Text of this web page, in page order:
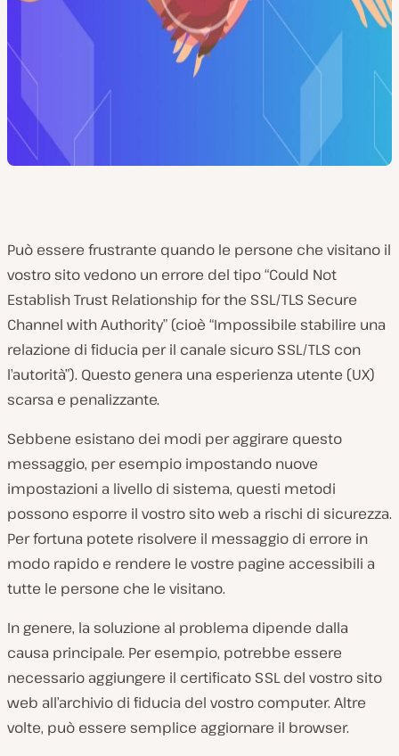
Può essere frustrante quando le persone che visitano il
vostro sito vedono un errore del tipo “Could Not
Establish Trust Relationship for the SSL/TLS Secure
Channel with Authority” (cioè “Impossibile stabilire una
relazione di fiducia per il canale sicuro SSL/TLS con
l’autorità”). Questo genera una esperienza utente (UX)
scarsa e penalizzante.
Sebbene esistano dei modi per aggirare questo
messaggio, per esempio impostando nuove
impostazioni a livello di sistema, questi metodi
possono esporre il vostro sito web a rischi di sicurezza.
Per fortuna potete risolvere il messaggio di errore in
modo rapido e rendere le vostre pagine accessibili a
tutte le persone che le visitano.
In genere, la soluzione al problema dipende dalla
causa principale. Per esempio, potrebbe essere
necessario aggiungere il certificato SSL del vostro sito
web all’archivio di fiducia del vostro computer. Altre
volte, può essere semplice aggiornare il browser.